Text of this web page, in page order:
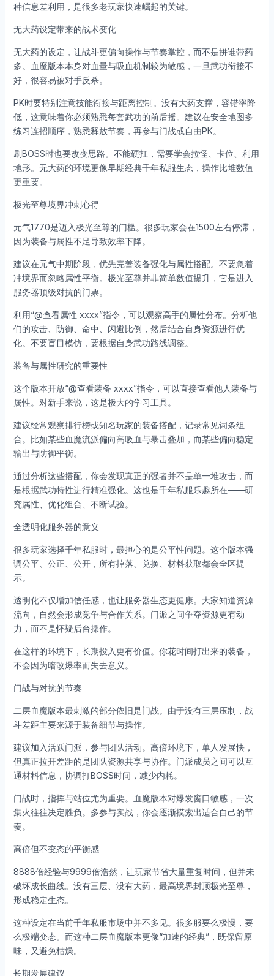
种信息差利用，是很多老玩家快速崛起的关键。
无大药设定带来的战术变化
无大药的设定，让战斗更偏向操作与节奏掌控，而不是拼谁带药
多。血魔版本本身对血量与吸血机制较为敏感，一旦武功衔接不
好，很容易被对手反杀。
PK时要特别注意技能衔接与距离控制。没有大药支撑，容错率降
低，这意味着你必须熟悉每套武功的前后摇。建议在安全地图多
练习连招顺序，熟悉释放节奏，再参与门战或自由PK。
刷BOSS时也要改变思路。不能硬扛，需要学会拉怪、卡位、利用
地形。无大药的环境更像早期经典千年私服生态，操作比堆数值
更重要。
极光至尊境界冲刺心得
元气1770是迈入极光至尊的门槛。很多玩家会在1500左右停滞，
因为装备与属性不足导致效率下降。
建议在元气中期阶段，优先完善装备强化与属性搭配。不要急着
冲境界而忽略属性平衡。极光至尊并非简单数值提升，它是进入
服务器顶级对抗的门票。
利用“@查看属性 xxxx”指令，可以观察高手的属性分布。分析他
们的攻击、防御、命中、闪避比例，然后结合自身资源进行优
化。不要盲目模仿，要根据自身武功路线调整。
装备与属性研究的重要性
这个版本开放“@查看装备 xxxx”指令，可以直接查看他人装备与
属性。对新手来说，这是极大的学习工具。
建议经常观察排行榜或知名玩家的装备搭配，记录常见词条组
合。比如某些血魔流派偏向高吸血与暴击叠加，而某些偏向稳定
输出与防御平衡。
通过分析这些搭配，你会发现真正的强者并不是单一堆攻击，而
是根据武功特性进行精准强化。这也是千年私服乐趣所在——研
究属性、优化组合、不断试验。
全透明化服务器的意义
很多玩家选择千年私服时，最担心的是公平性问题。这个版本强
调公平、公正、公开，所有掉落、兑换、材料获取都会全区提
示。
透明化不仅增加信任感，也让服务器生态更健康。大家知道资源
流向，自然会形成竞争与合作关系。门派之间争夺资源更有动
力，而不是怀疑后台操作。
在这样的环境下，长期投入更有价值。你花时间打出来的装备，
不会因为暗改爆率而失去意义。
门战与对抗的节奏
二层血魔版本最刺激的部分依旧是门战。由于没有三层压制，战
斗差距主要来源于装备细节与操作。
建议加入活跃门派，参与团队活动。高倍环境下，单人发展快，
但真正拉开差距的是团队资源共享与协作。门派成员之间可以互
通材料信息，协调打BOSS时间，减少内耗。
门战时，指挥与站位尤为重要。血魔版本对爆发窗口敏感，一次
集火往往决定胜负。多参与实战，你会逐渐摸索出适合自己的节
奏。
高倍但不变态的平衡感
8888倍经验与9999倍浩然，让玩家节省大量重复时间，但并未
破坏成长曲线。没有三层、没有大药，最高境界封顶极光至尊，
形成稳定生态。
这种设定在当前千年私服市场中并不多见。很多服要么极慢，要
么极端变态。而这种二层血魔版本更像“加速的经典”，既保留原
味，又避免枯燥。
长期发展建议